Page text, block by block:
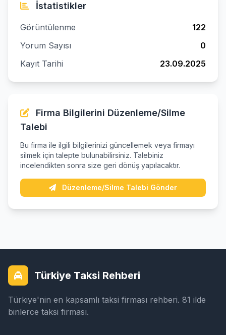
İstatistikler
Görüntülenme
122
Yorum Sayısı
0
Kayıt Tarihi
23.09.2025
Firma Bilgilerini Düzenleme/Silme
Talebi
Bu firma ile ilgili bilgilerinizi güncellemek veya firmayı
silmek için talepte bulunabilirsiniz. Talebiniz
incelendikten sonra size geri dönüş yapılacaktır.
Düzenleme/Silme Talebi Gönder
Türkiye Taksi Rehberi
Türkiye'nin en kapsamlı taksi firması rehberi. 81 ilde
binlerce taksi firması.